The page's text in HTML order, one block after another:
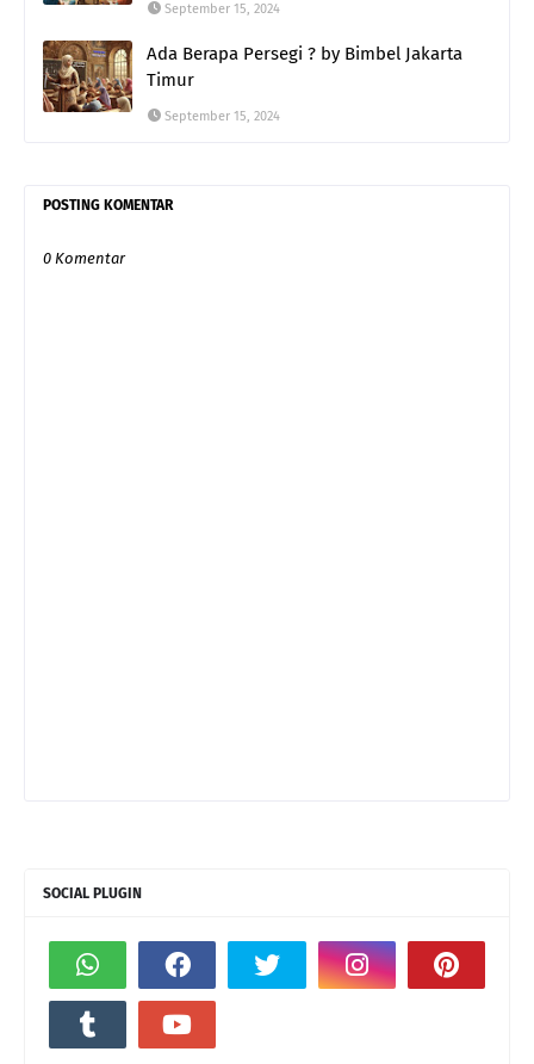
September 15, 2024
Ada Berapa Persegi ? by Bimbel Jakarta
Timur
September 15, 2024
POSTING KOMENTAR
0 Komentar
SOCIAL PLUGIN